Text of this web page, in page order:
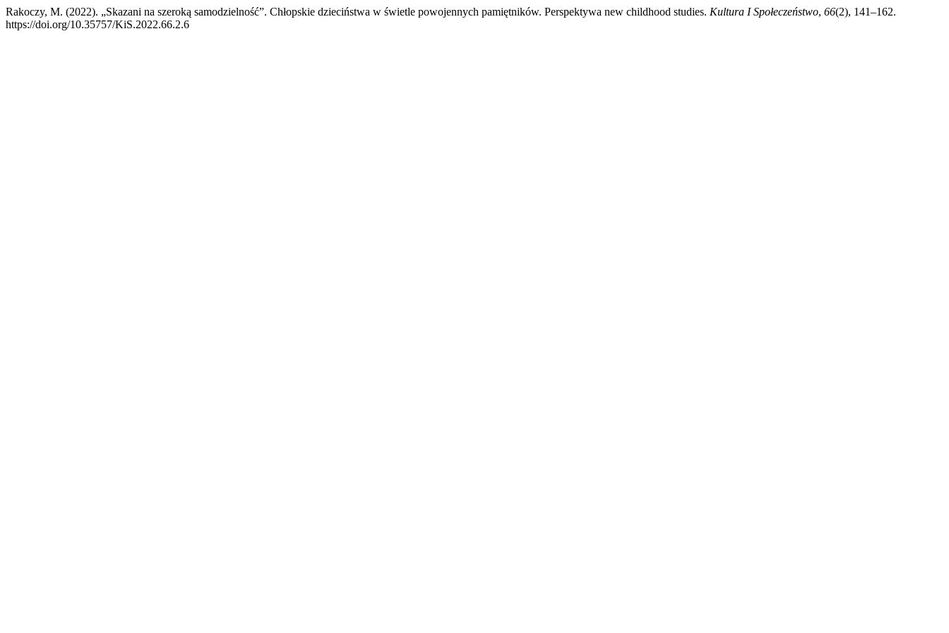
Rakoczy, M. (2022). „Skazani na szeroką samodzielność”. Chłopskie dzieciństwa w świetle powojennych pamiętników. Perspektywa new childhood studies. Kultura I Społeczeństwo, 66(2), 141–162.
https://doi.org/10.35757/KiS.2022.66.2.6